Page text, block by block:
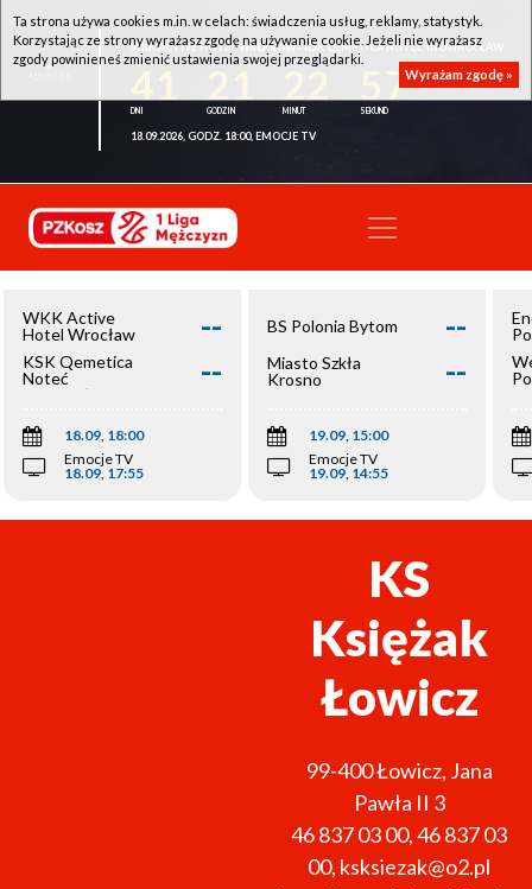
WKK ACTIVE HOTEL WROCŁAW - KSK QEMETICA NOTEĆ INOWROCŁAW
57
18.09.2026, GODZ. 18:00, EMOCJE TV
WKK Active
Hotel Wrocław
--
KSK Qemetica
Noteć
Inowrocław
--
18.09, 18:00
Emocje TV
18.09, 17:55
BS Polonia Bytom --
Miasto Szkła
Krosno
--
19.09, 15:00
Emocje TV
19.09, 14:55
KS
Księżak
Łowicz
99-400Łowicz, Jana
Pawła II 3
46 837 03 00,46 837 03
00, ksksiezak@o2.pl
Ta strona używa cookies m.in. w celach: świadczenia usług, reklamy, statystyk.
Korzystając ze strony wyrażasz zgodę na używanie cookie. Jeżeli nie wyrażasz
zgody powinieneś zmienić ustawienia swojej przeglądarki.
Wyrażam zgodę »